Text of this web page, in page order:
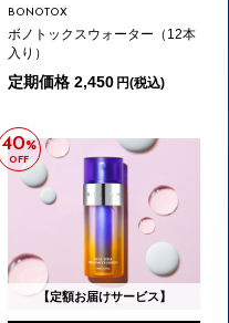
BONOTOX
ボノトックスウォーター（12本
入り）
定期価格 2,450 円(税込)
【定額お届けサービス】
40%
OFF